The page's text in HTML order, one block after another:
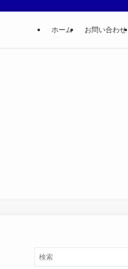
ホーム お問い合わせ